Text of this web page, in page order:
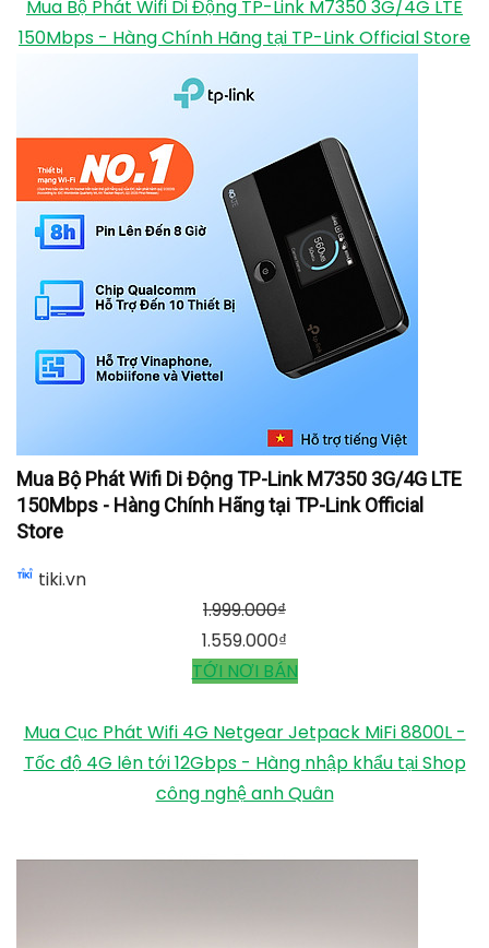
Mua Bộ Phát Wifi Di Động TP-Link M7350 3G/4G LTE
150Mbps - Hàng Chính Hãng tại TP-Link Official Store
Mua Bộ Phát Wifi Di Động TP-Link M7350 3G/4G LTE
150Mbps - Hàng Chính Hãng tại TP-Link Official
Store
tiki.vn
1.999.000₫
1.559.000₫
TỚI NƠI BÁN
Mua Cục Phát Wifi 4G Netgear Jetpack MiFi 8800L -
Tốc độ 4G lên tới 12Gbps - Hàng nhập khẩu tại Shop
công nghệ anh Quân